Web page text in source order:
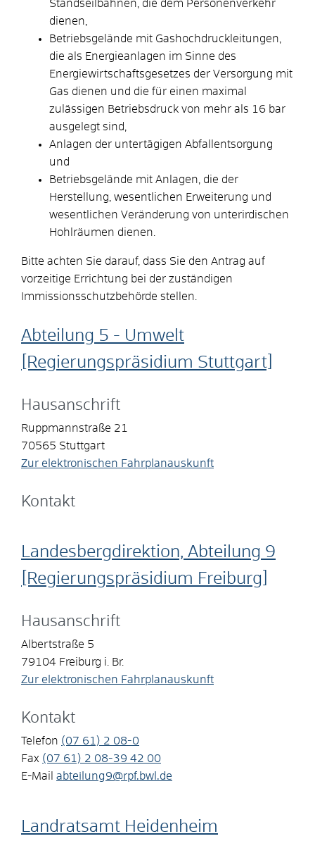
Standseilbahnen, die dem Personenverkehr
dienen,
Betriebsgelände mit Gashochdruckleitungen,
die als Energieanlagen im Sinne des
Energiewirtschaftsgesetzes der Versorgung mit
Gas dienen und die für einen maximal
zulässigen Betriebsdruck von mehr als 16 bar
ausgelegt sind,
Anlagen der untertägigen Abfallentsorgung
und
Betriebsgelände mit Anlagen, die der
Herstellung, wesentlichen Erweiterung und
wesentlichen Veränderung von unterirdischen
Hohlräumen dienen.
Bitte achten Sie darauf, dass Sie den Antrag auf
vorzeitige Errichtung bei der zuständigen
Immissionsschutzbehörde stellen.
Abteilung 5 - Umwelt
[Regierungspräsidium Stuttgart]
Hausanschrift
Ruppmannstraße 21
70565 Stuttgart
Zur elektronischen Fahrplanauskunft
Kontakt
Landesbergdirektion, Abteilung 9
[Regierungspräsidium Freiburg]
Hausanschrift
Albertstraße 5
79104 Freiburg i. Br.
Zur elektronischen Fahrplanauskunft
Kontakt
Telefon (07 61) 2 08-0
Fax (07 61) 2 08-39 42 00
E-Mail abteilung9@rpf.bwl.de
Landratsamt Heidenheim